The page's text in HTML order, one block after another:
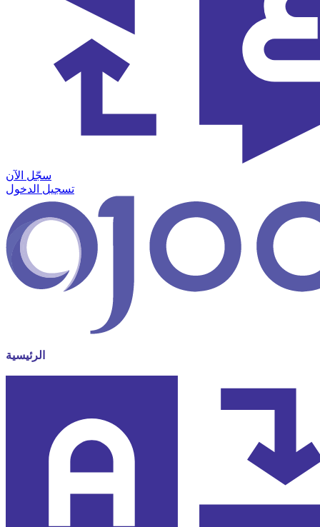
سجّل الآن
تسجيل الدخول
الرئيسية